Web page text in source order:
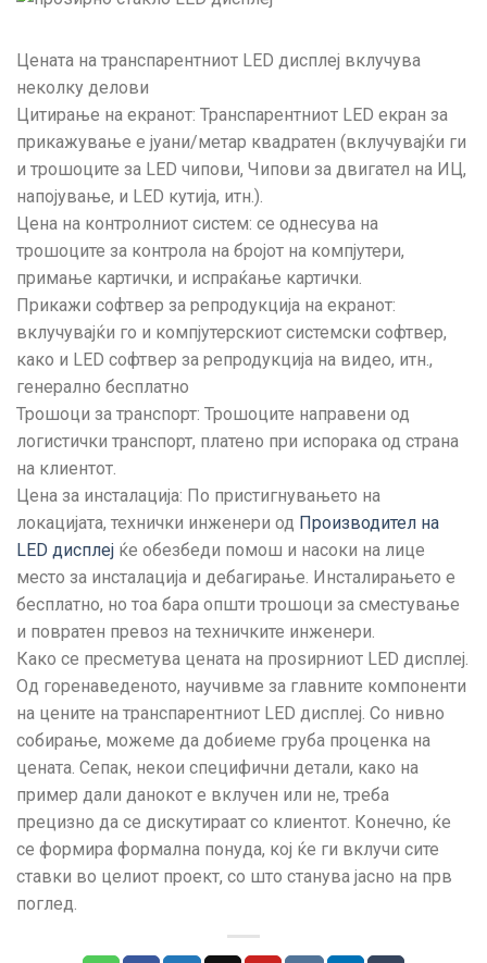
Цената на транспарентниот LED дисплеј вклучува
неколку делови
Цитирање на екранот: Транспарентниот LED екран за
прикажување е јуани/метар квадратен (вклучувајќи ги
и трошоците за LED чипови, Чипови за двигател на ИЦ,
напојување, и LED кутија, итн.).
Цена на контролниот систем: се однесува на
трошоците за контрола на бројот на компјутери,
примање картички, и испраќање картички.
Прикажи софтвер за репродукција на екранот:
вклучувајќи го и компјутерскиот системски софтвер,
како и LED софтвер за репродукција на видео, итн.,
генерално бесплатно
Трошоци за транспорт: Трошоците направени од
логистички транспорт, платено при испорака од страна
на клиентот.
Цена за инсталација: По пристигнувањето на
локацијата, технички инженери од Производител на
LED дисплеј ќе обезбеди помош и насоки на лице
место за инсталација и дебагирање. Инсталирањето е
бесплатно, но тоа бара општи трошоци за сместување
и повратен превоз на техничките инженери.
Како се пресметува цената на проѕирниот LED дисплеј.
Од горенаведеното, научивме за главните компоненти
на цените на транспарентниот LED дисплеј. Со нивно
собирање, можеме да добиеме груба проценка на
цената. Сепак, некои специфични детали, како на
пример дали данокот е вклучен или не, треба
прецизно да се дискутираат со клиентот. Конечно, ќе
се формира формална понуда, кој ќе ги вклучи сите
ставки во целиот проект, со што станува јасно на прв
поглед.